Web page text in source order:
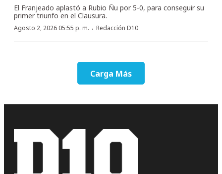
El Franjeado aplastó a Rubio Ñu por 5-0, para conseguir su
primer triunfo en el Clausura.
Agosto 2, 2026 05:55 p. m. · Redacción D10
Carga Más